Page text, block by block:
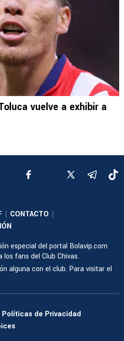
vuelve a exhibir a
| CONTACTO |
especial del portal Bolavip.com
fans del Club Chivas.
alguna con el club. Para visitar el
Políticas de Privacidad